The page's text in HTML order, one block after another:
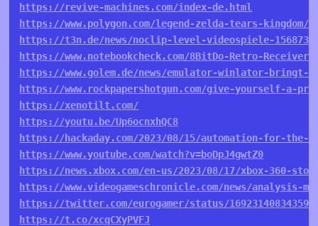
https://revive-machines.com/index-de.html
https://www.polygon.com/legend-zelda-tears-kingdom/
https://t3n.de/news/noclip-level-videospiele-
https://www.notebookcheck.com/8BitDo-Retro-
https://www.golem.de/news/emulator-winlator-bringt-
https://www.rockpapershotgun.com/give-yourself-a-
https://xenotilt.com/
https://youtu.be/Up6ocnxhQC8
https://hackaday.com/2023/08/15/automation-for-the-
https://www.youtube.com/watch?v=boDpJ4gwtZ0
https://news.xbox.com/en-us/2023/08/17/xbox-360-
https://www.videogameschronicle.com/news/analysis-
https://twitter.com/eurogamer/status/
https://t.co/xcqCXyPVFJ